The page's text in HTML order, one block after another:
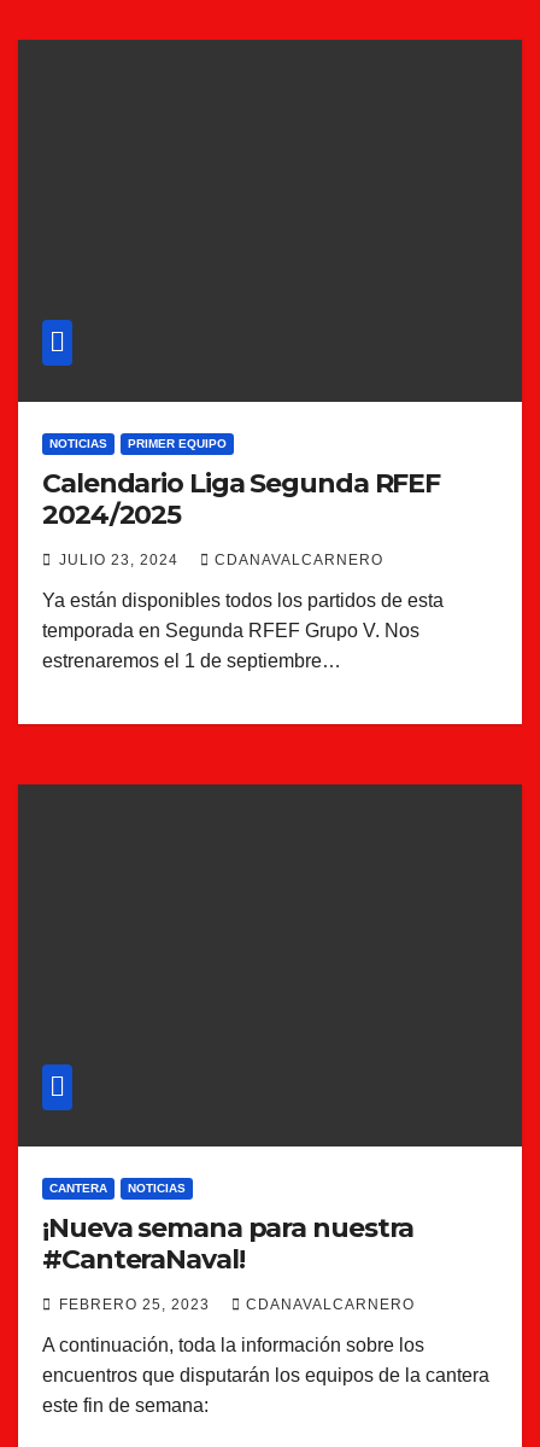
NOTICIAS PRIMER EQUIPO
Calendario Liga Segunda RFEF
2024/2025
JULIO 23, 2024 CDANAVALCARNERO
Ya están disponibles todos los partidos de esta
temporada en Segunda RFEF Grupo V. Nos
estrenaremos el 1 de septiembre…
CANTERA NOTICIAS
¡Nueva semana para nuestra
#CanteraNaval!
FEBRERO 25, 2023 CDANAVALCARNERO
A continuación, toda la información sobre los
encuentros que disputarán los equipos de la cantera
este fin de semana: